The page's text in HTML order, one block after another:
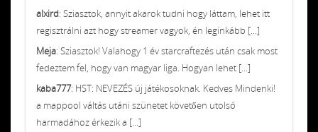
alxird: Sziasztok, annyit akarok tudni hogy láttam, lehet itt
regisztrálni azt hogy streamer vagyok, én leginkább [...]
Meja: Sziasztok! Valahogy 1 év starcraftezés után csak most
fedeztem fel, hogy van magyar liga. Hogyan lehet [...]
kaba777: HST: NEVEZÉS új játékosoknak. Kedves Mindenki!
a mappool váltás utáni szünetet követően utolsó
harmadához érkezik a [...]